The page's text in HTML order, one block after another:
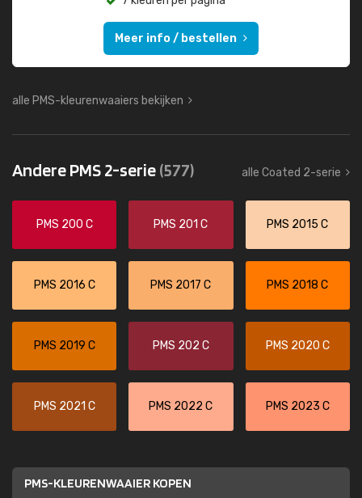
Meer info / bestellen
alle PMS-kleurenwaaiers bekijken
Andere PMS 2-serie(577) alle Coated 2-serie
PMS 200 C PMS 201 C PMS 2015 C
PMS 2016 C PMS 2017 C PMS 2018 C
PMS 2019 C PMS 202 C PMS 2020 C
PMS 2021 C PMS 2022 C PMS 2023 C
PMS-KLEURENWAAIER KOPEN